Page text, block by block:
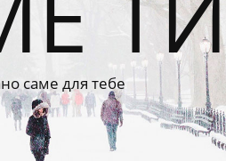
саме для тебе